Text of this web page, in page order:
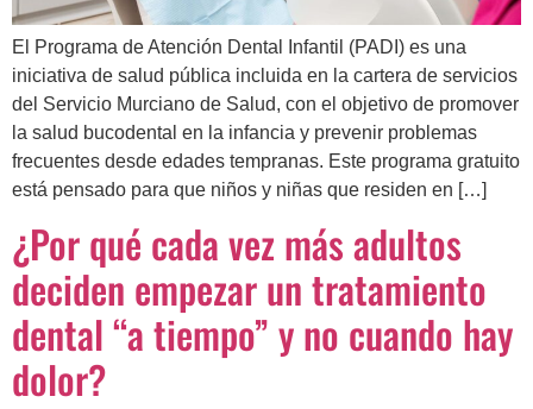
El Programa de Atención Dental Infantil (PADI) es una
iniciativa de salud pública incluida en la cartera de servicios
del Servicio Murciano de Salud, con el objetivo de promover
la salud bucodental en la infancia y prevenir problemas
frecuentes desde edades tempranas. Este programa gratuito
está pensado para que niños y niñas que residen en […]
¿Por qué cada vez más adultos
deciden empezar un tratamiento
dental “a tiempo” y no cuando hay
dolor?